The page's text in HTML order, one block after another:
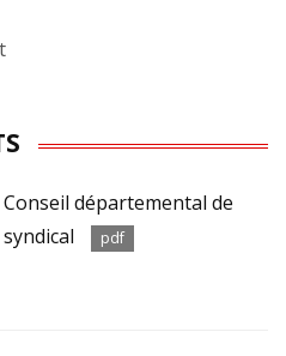
départemental de
pdf